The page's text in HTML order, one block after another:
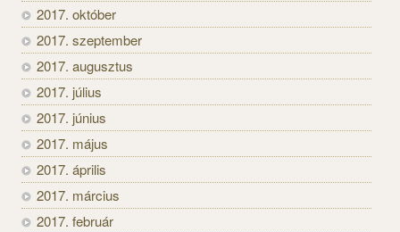
2017. október
2017. szeptember
2017. augusztus
2017. július
2017. június
2017. május
2017. április
2017. március
2017. február